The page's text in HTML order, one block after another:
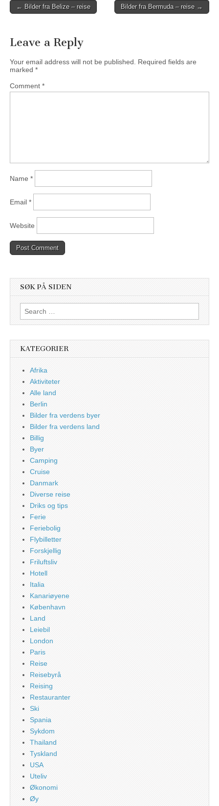
Post
← Bilder fra Belize – reise Bilder fra Bermuda – reise →
Leave a Reply
Your email address will not be published. Required fields are
marked *
Comment *
Name *
Email *
Website
SØK PÅ SIDEN
Search
for:
KATEGORIER
Afrika
Aktiviteter
Alle land
Berlin
Bilder fra verdens byer
Bilder fra verdens land
Billig
Byer
Camping
Cruise
Danmark
Diverse reise
Driks og tips
Ferie
Feriebolig
Flybilletter
Forskjellig
Friluftsliv
Hotell
Italia
Kanariøyene
København
Land
Leiebil
London
Paris
Reise
Reisebyrå
Reising
Restauranter
Ski
Spania
Sykdom
Thailand
Tyskland
USA
Uteliv
Økonomi
Øy